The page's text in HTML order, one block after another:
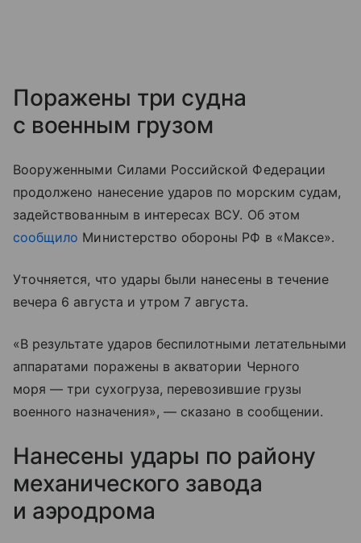
Поражены три судна
с военным грузом
Вооруженными Силами Российской Федерации
продолжено нанесение ударов по морским судам,
задействованным в интересах ВСУ. Об этом
сообщило Министерство обороны РФ в «Максе».
Уточняется, что удары были нанесены в течение
вечера 6 августа и утром 7 августа.
«В результате ударов беспилотными летательными
аппаратами поражены в акватории Черного
моря — три сухогруза, перевозившие грузы
военного назначения», — сказано в сообщении.
Нанесены удары по району
механического завода
и аэродрома